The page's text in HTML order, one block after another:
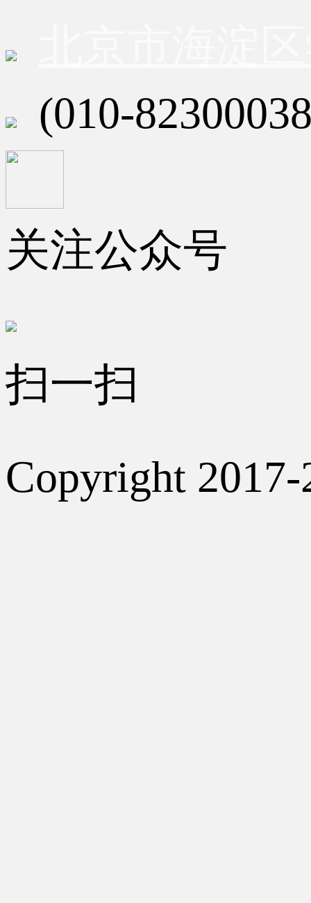
(010-
关注公众号
扫一扫
Copyright